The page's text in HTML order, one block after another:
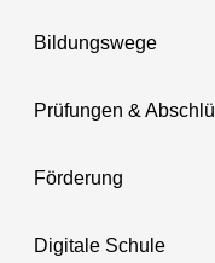
Bildungswege
Prüfungen &
Förderung
Digitale Schule